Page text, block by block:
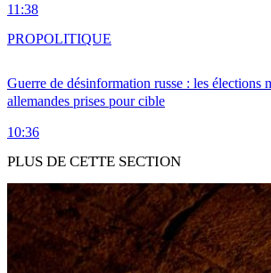
11:38
Guerre de désinformation russe : les élections
allemandes prises pour cible
10:36
PROPOLITIQUE
PLUS DE CETTE SECTION